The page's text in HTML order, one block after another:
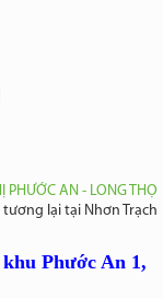
PHƯỚC AN - LONG THỌ
lại tại Nhơn Trạch
Phước An 1,